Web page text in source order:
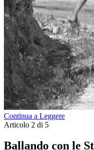
Continua a Leggere
Articolo 2 di 5
Ballando con le